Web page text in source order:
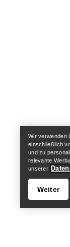
Wir verwenden
einschließlich
und zu
relevante
unserer
Weiter